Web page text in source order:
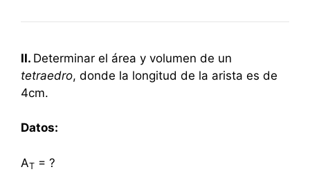
II. Determinar el área y volumen de un
tetraedro, donde la longitud de la arista es de
4cm.
Datos:
AT = ?